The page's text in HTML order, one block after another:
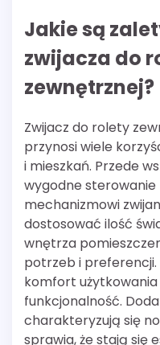
Jakie są
zwijacza do
zewnętrznej?
Zwijacz do rolety
przynosi wiele
i mieszkań. Przede
wygodne sterowanie
mechanizmowi
dostosować ilość
wnętrza
potrzeb i preferencji.
komfort
funkcjonalność.
charakteryzują się
sprawia, że stają się